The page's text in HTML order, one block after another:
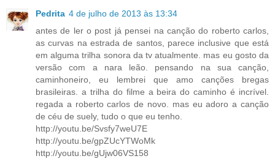
Pedrita 4 de julho de 2013 às 13:34
antes de ler o post já pensei na canção do roberto carlos,
as curvas na estrada de santos, parece inclusive que está
em alguma trilha sonora da tv atualmente. mas eu gosto da
versão com a nara leão. pensando na sua canção,
caminhoneiro, eu lembrei que amo canções bregas
brasileiras. a trilha do filme a beira do caminho é incrível.
regada a roberto carlos de novo. mas eu adoro a canção
de céu de suely, tudo o que eu tenho.
http://youtu.be/Svsfy7weU7E
http://youtu.be/gpZUcYTWoMk
http://youtu.be/gUjw06VS158